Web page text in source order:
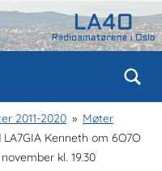
2011-2020
Møter
Kenneth om 6O7O
kl. 19.30